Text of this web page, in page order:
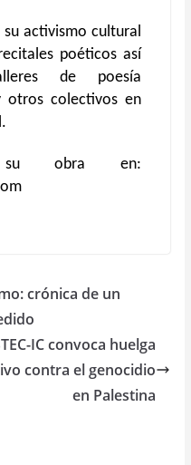
activismo cultural
poéticos así
de poesía
otros colectivos en
su obra en:
crónica de un
IC convoca huelga
contra el genocidio
en Palestina